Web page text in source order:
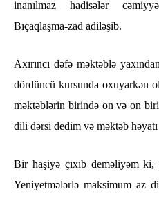
inanılmaz hadisələr
Bıçaqlaşma-zad adiləşib.
Axırıncı dəfə məktəblə
dördüncü kursunda oxuyarkən
məktəblərin birində on və on
dili dərsi dedim və məktəb
Bir haşiyə çıxıb deməliyəm ki,
Yeniyetmələrlə maksimum az